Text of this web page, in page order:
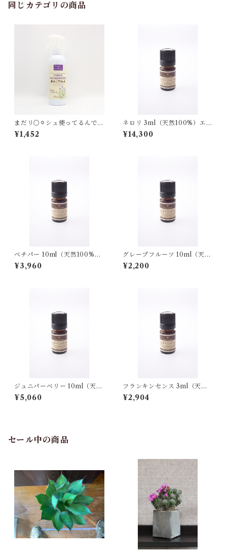
同じカテゴリの商品
まだリ○⚪︎シュ使ってるんです
か！（ラベンダー）
¥1,452
ネロリ 3ml（天然100%）エッ
センシャルオイル
¥14,300
ベチパー 10ml（天然100%）
エッセンシャルオイル
¥3,960
グレープフルーツ 10ml（天然
100%）エッセンシャルオイル
¥2,200
ジュニパーベリー 10ml（天然
100%）エッセンシャルオイル
¥5,060
フランキンセンス 3ml（天然1
00%）エッセンシャルオイル
¥2,904
セール中の商品